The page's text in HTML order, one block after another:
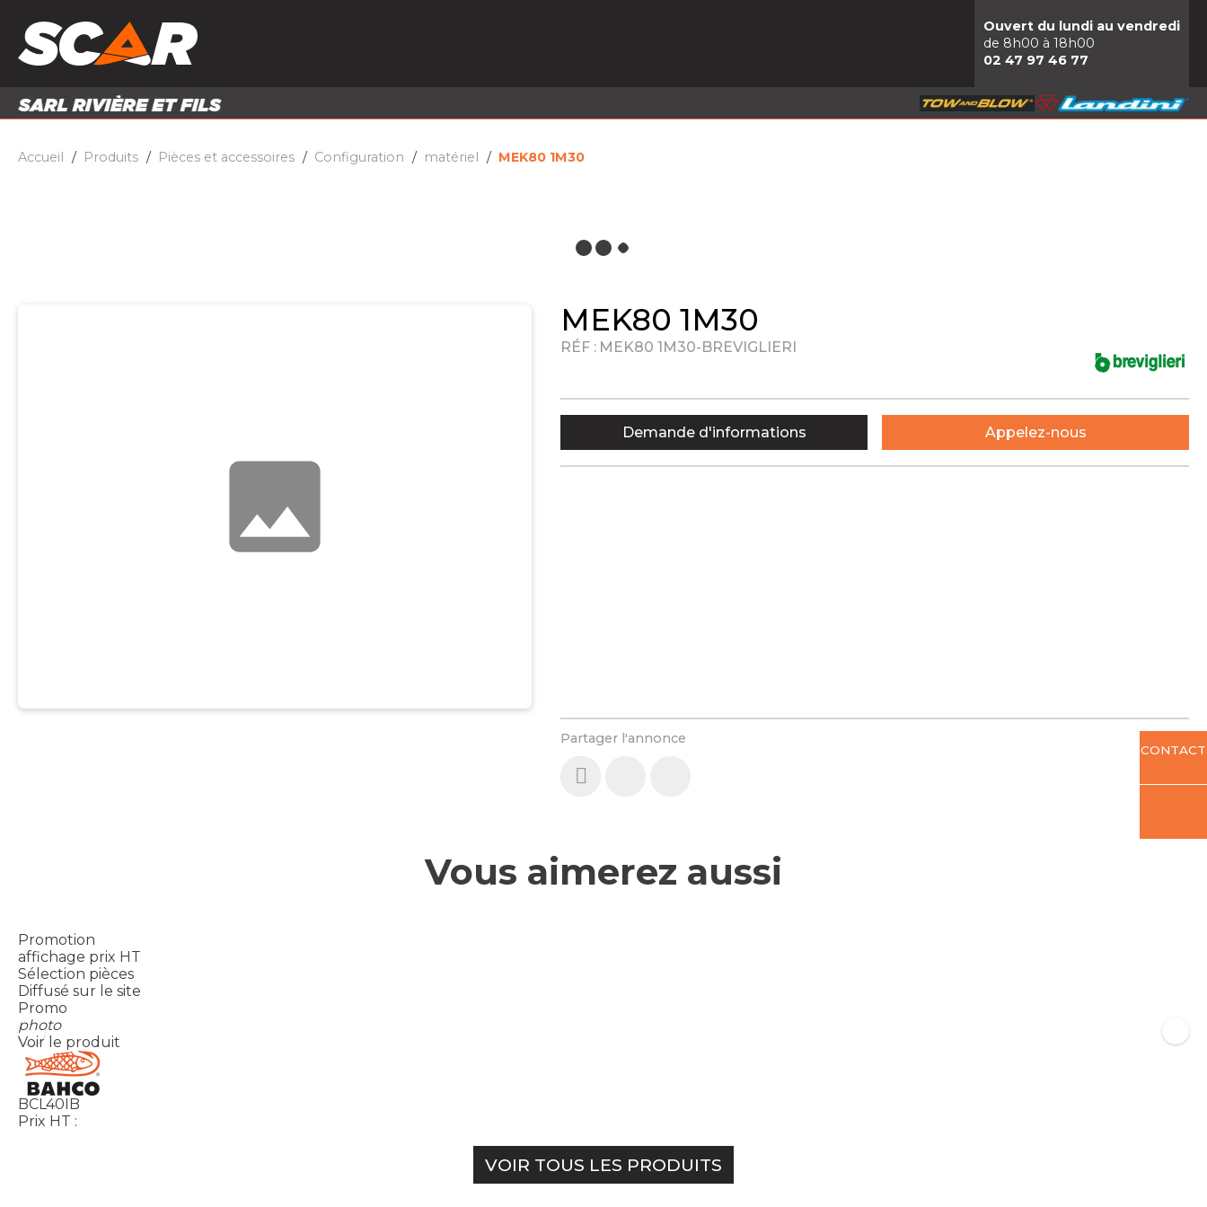
PIÈCES ET ACCESSOIRES
Ouvert du lundi au vendredi
de 8h00 à 18h00
02 47 97 46 77
Accueil Produits Pièces et accessoires Configuration matériel MEK80 1M30
MEK80 1M30
RÉF : MEK80 1M30-BREVIGLIERI
Partager l'annonce
Demande d'informations Appelez-nous
Vous aimerez aussi
Promotion
affichage prix HT
Sélection pièces
Diffusé sur le site
Promo
photo
Voir le produit
BCL40IB
Prix HT :
VOIR TOUS LES PRODUITS
CONTACT